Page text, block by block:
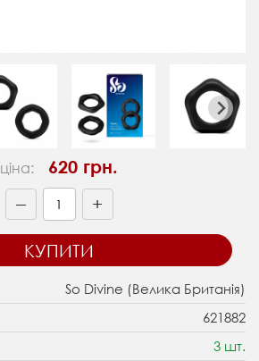
ціна: 620 грн.
— +
КУПИТИ
So Divine (Велика Британія)
621882
3 шт.